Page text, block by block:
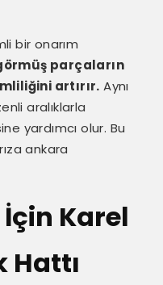
bir onarım
parçaların
artırır. Aynı
aralıklarla
yardımcı olur. Bu
ankara
Karel
Hattı